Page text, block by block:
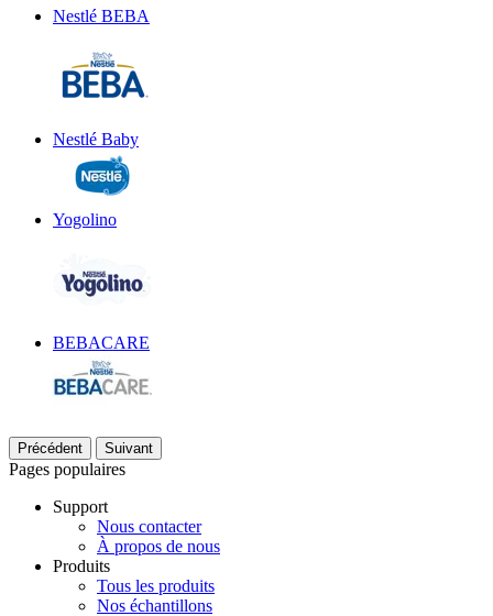
Nestlé BEBA
Nestlé Baby
Yogolino
BEBACARE
Précédent Suivant
Pages populaires
Support
Nous contacter
À propos de nous
Produits
Tous les produits
Nos échantillons